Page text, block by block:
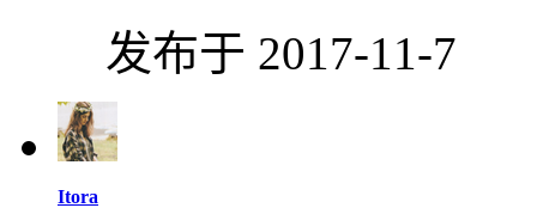
发布于 2017-11-7
Itora